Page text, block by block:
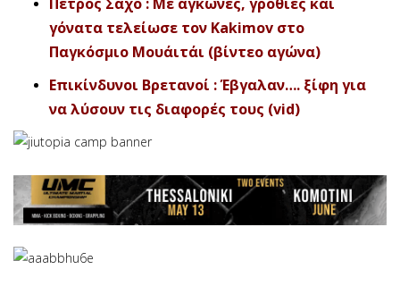
γόνατα τελείωσε τον Kakimov στο
Παγκόσμιο Μουάιτάι (βίντεο αγώνα)
Επικίνδυνοι Βρετανοί : Έβγαλαν…. ξίφη για
να λύσουν τις διαφορές τους (vid)